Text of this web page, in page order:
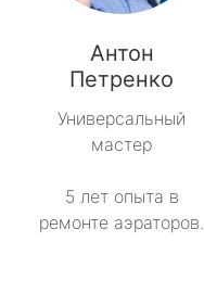
Антон
Петренко
Универсальный
мастер
5 лет опыта в
ремонте аэраторов.